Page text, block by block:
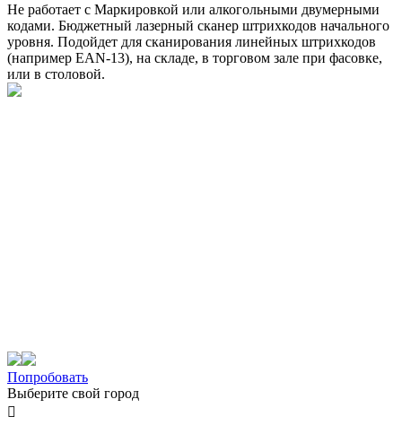
Не работает с Маркировкой или алкогольными двумерными
кодами. Бюджетный лазерный сканер штрихкодов начального
уровня. Подойдет для сканирования линейных штрихкодов
(например EAN-13), на складе, в торговом зале при фасовке,
или в столовой.
Попробовать
Выберите свой город
